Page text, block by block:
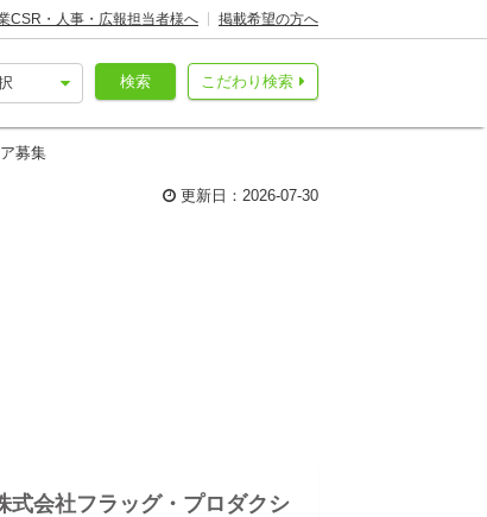
CSR・人事・広報担当者様へ 掲載希望の方へ
こだわり検索
検索
募集
更新日：2026-07-30
式会社フラッグ・プロダクシ